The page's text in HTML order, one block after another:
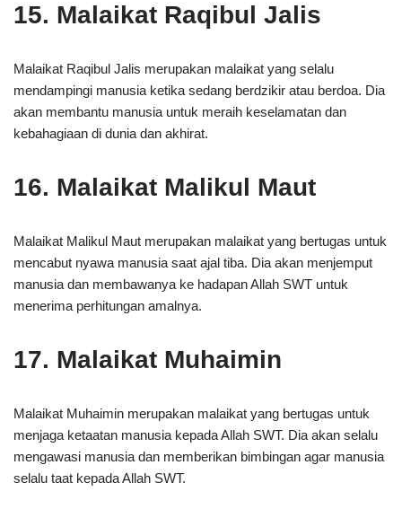
15. Malaikat Raqibul Jalis
Malaikat Raqibul Jalis merupakan malaikat yang selalu
mendampingi manusia ketika sedang berdzikir atau berdoa. Dia
akan membantu manusia untuk meraih keselamatan dan
kebahagiaan di dunia dan akhirat.
16. Malaikat Malikul Maut
Malaikat Malikul Maut merupakan malaikat yang bertugas untuk
mencabut nyawa manusia saat ajal tiba. Dia akan menjemput
manusia dan membawanya ke hadapan Allah SWT untuk
menerima perhitungan amalnya.
17. Malaikat Muhaimin
Malaikat Muhaimin merupakan malaikat yang bertugas untuk
menjaga ketaatan manusia kepada Allah SWT. Dia akan selalu
mengawasi manusia dan memberikan bimbingan agar manusia
selalu taat kepada Allah SWT.